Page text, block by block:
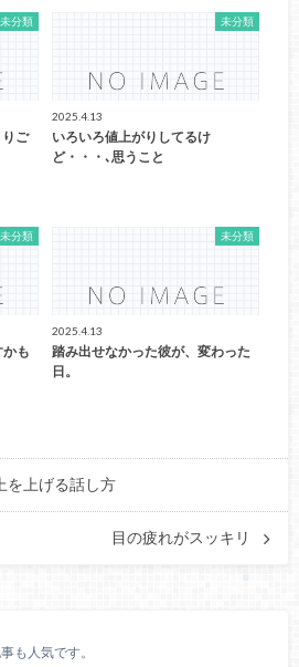
未分類
ご
未分類
2025.4.13
いろいろ値上がりしてるけ
ど・・・､思うこと
未分類
も
未分類
2025.4.13
踏み出せなかった彼が、変わった
日。
を上げる話し方
目の疲れがスッキリ
も人気です。